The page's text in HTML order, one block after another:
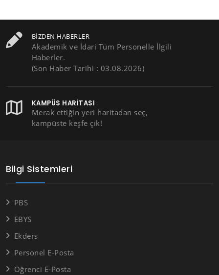
BIZDEN HABERLER
Akademik ve İdari Tüm Personelle İlgili
Haberler.
(Son Haber Tarihi : 03.08.2026)
KAMPÜS HARITASI
Merak ettiğin yeri haritadan seç,
kampüste keşfe çık!
Bilgi Sistemleri
PBS
EBYS
Ekders
Personel E-Posta
Öğrenci E-Posta